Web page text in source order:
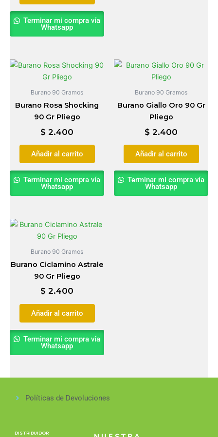
Terminar mi compra vía
Whatsapp
Burano 90 Gramos
Burano Rosa Shocking
90 Gr Pliego
$ 2.400
Añadir al carrito
Terminar mi compra vía
Whatsapp
Burano 90 Gramos
Burano Giallo Oro 90 Gr
Pliego
$ 2.400
Añadir al carrito
Terminar mi compra vía
Whatsapp
Burano 90 Gramos
Burano Ciclamino Astrale
90 Gr Pliego
$ 2.400
Añadir al carrito
Terminar mi compra vía
Whatsapp
Políticas de Devoluciones
DISTRIBUIDOR